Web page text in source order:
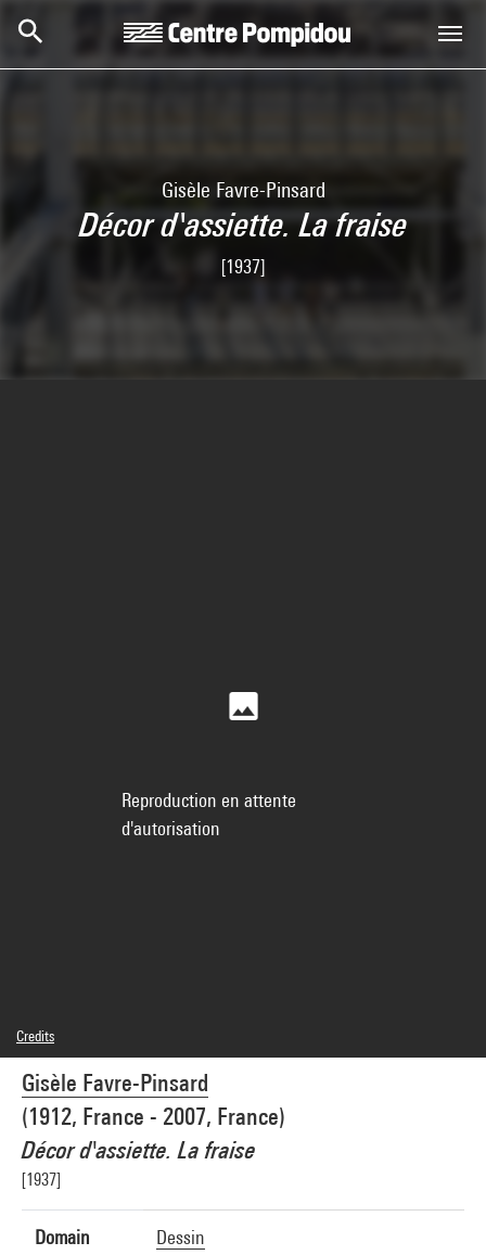
Gisèle Favre-Pinsard
Décor d'assiette. La fraise
[1937]
Gisèle Favre-Pinsard
(1912, France - 2007, France)
Décor d'assiette. La fraise
[1937]
Domain Dessin
Reproduction en attente
d'autorisation
Credits
© droits réservés
Photo credits : Centre Pompidou, MNAM-CCI/Georges Meguerditchian/Dist.
GrandPalaisRmn
Image reference : 4N70073
Image presentation :GrandPalaisRmnPhoto